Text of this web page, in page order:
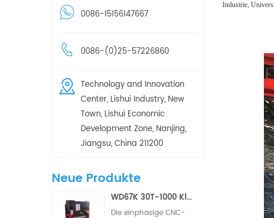
0086-15156147667
0086-(0)25-57226860
Technology and Innovation
Center, Lishui Industry, New
Town, Lishui Economic
Development Zone, Nanjing,
Jiangsu, China 211200
Neue Produkte
WD67K 30T-1000 Kleine hydraulische Torsionsstab-CNC-Abkantpresse (2/3 Achsen)
Die einphasige CNC-
Industrie,